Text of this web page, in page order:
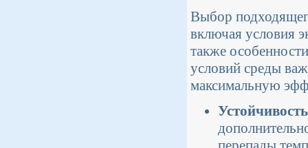
Выбор
включая условия
также
условий среды
максимальную